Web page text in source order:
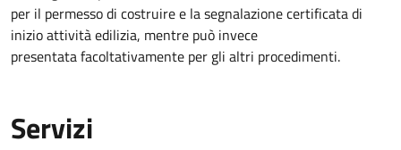
per il permesso di costruire e la segnalazione certificata di
inizio attività edilizia, mentre può invece
presentata facoltativamente per gli altri procedimenti.
Servizi